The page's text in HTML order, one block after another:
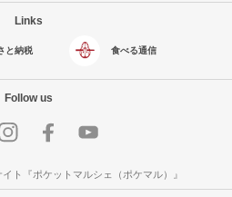
Links
と納税 食べる通信
Follow us
ト『ポケットマルシェ（ポケマル）』